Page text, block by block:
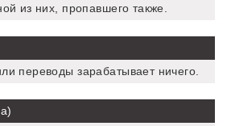
из них, пропавшего также.
переводы зарабатывает ничего.